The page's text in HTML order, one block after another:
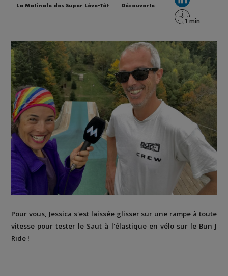
La Matinale des Super Lève-Tôt Découverte
Pour vous, Jessica s'est laissée glisser sur une rampe à toute
vitesse pour tester le Saut à l'élastique en vélo sur le Bun J
Ride !